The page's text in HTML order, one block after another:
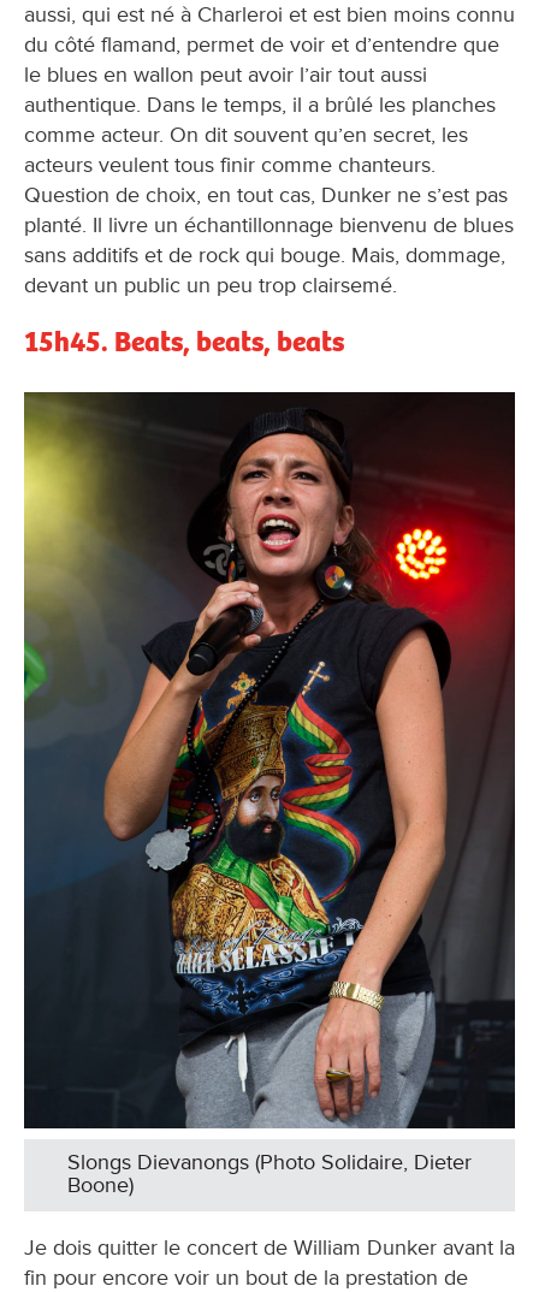
aussi, qui est né à Charleroi et est bien moins connu
du côté flamand, permet de voir et d’entendre que
le blues en wallon peut avoir l’air tout aussi
authentique. Dans le temps, il a brûlé les planches
comme acteur. On dit souvent qu’en secret, les
acteurs veulent tous finir comme chanteurs.
Question de choix, en tout cas, Dunker ne s’est pas
planté. Il livre un échantillonnage bienvenu de blues
sans additifs et de rock qui bouge. Mais, dommage,
devant un public un peu trop clairsemé.
15h45. Beats, beats, beats
Slongs Dievanongs (Photo Solidaire, Dieter
Boone)
Je dois quitter le concert de William Dunker avant la
fin pour encore voir un bout de la prestation de